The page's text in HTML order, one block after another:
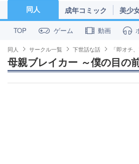
同人 成年コミック 美少
TOP ゲーム 動画
同人 サークル一覧 下世話な話 「即オチ
母親ブレイカー ～僕の目の